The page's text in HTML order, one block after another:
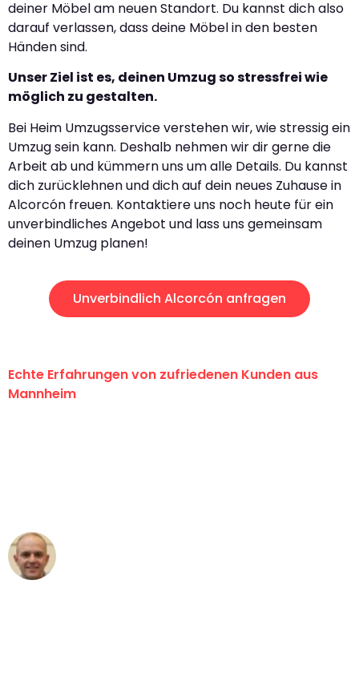
deiner Möbel am neuen Standort. Du kannst dich also
darauf verlassen, dass deine Möbel in den besten
Händen sind.
Unser Ziel ist es, deinen Umzug so stressfrei wie
möglich zu gestalten.
Bei Heim Umzugsservice verstehen wir, wie stressig ein
Umzug sein kann. Deshalb nehmen wir dir gerne die
Arbeit ab und kümmern uns um alle Details. Du kannst
dich zurücklehnen und dich auf dein neues Zuhause in
Alcorcón freuen. Kontaktiere uns noch heute für ein
unverbindliches Angebot und lass uns gemeinsam
deinen Umzug planen!
Unverbindlich Alcorcón anfragen
Echte Erfahrungen von zufriedenen Kunden aus
Mannheim